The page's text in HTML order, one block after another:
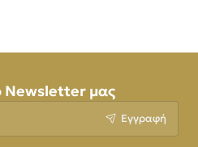
Newsletter μας
Εγγραφή